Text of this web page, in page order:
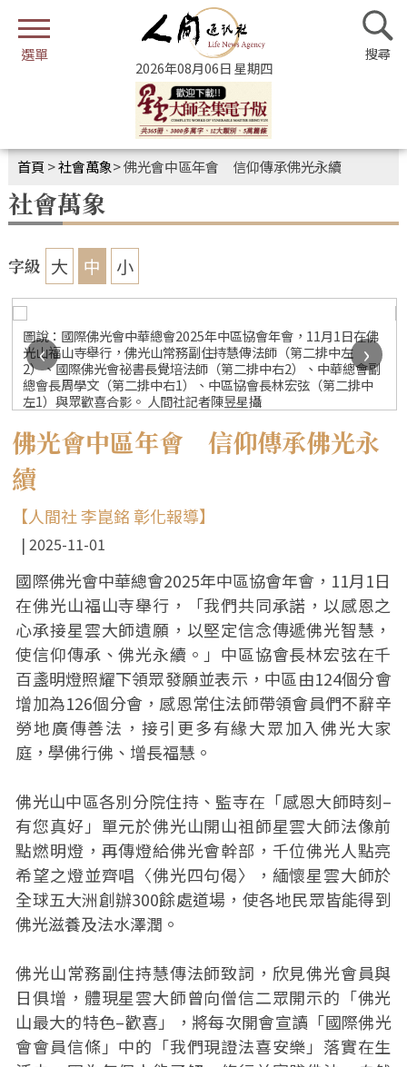
2026年08月06日 星期四
首頁 >社會萬象>佛光會中區年會 信仰傳承佛光永續
社會萬象
字級 大 中 小
圖說：國際佛光會中華總會2025年中區協會年會，11月1日在佛
光山福山寺舉行，佛光山常務副住持慧傳法師（第二排中左
2）、國際佛光會祕書長覺培法師（第二排中右2）、中華總會副
總會長周學文（第二排中右1）、中區協會長林宏弦（第二排中
左1）與眾歡喜合影。 人間社記者陳昱星攝
‹ ›
佛光會中區年會 信仰傳承佛光永
續
【人間社 李崑銘 彰化報導】
2025-11-01
國際佛光會中華總會2025年中區協會年會，11月1日
在佛光山福山寺舉行，「我們共同承諾，以感恩之
心承接星雲大師遺願，以堅定信念傳遞佛光智慧，
使信仰傳承、佛光永續。」中區協會長林宏弦在千
百盞明燈照耀下領眾發願並表示，中區由124個分會
增加為126個分會，感恩常住法師帶領會員們不辭辛
勞地廣傳善法，接引更多有緣大眾加入佛光大家
庭，學佛行佛、增長福慧。
佛光山中區各別分院住持、監寺在「感恩大師時刻–
有您真好」單元於佛光山開山祖師星雲大師法像前
點燃明燈，再傳燈給佛光會幹部，千位佛光人點亮
希望之燈並齊唱〈佛光四句偈〉，緬懷星雲大師於
全球五大洲創辦300餘處道場，使各地民眾皆能得到
佛光滋養及法水澤潤。
佛光山常務副住持慧傳法師致詞，欣見佛光會員與
日俱增，體現星雲大師曾向僧信二眾開示的「佛光
山最大的特色–歡喜」，將每次開會宣讀「國際佛光
會會員信條」中的「我們現證法喜安樂」落實在生